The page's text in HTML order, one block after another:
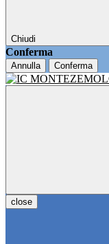
Chiudi
Conferma
Annulla Conferma
close